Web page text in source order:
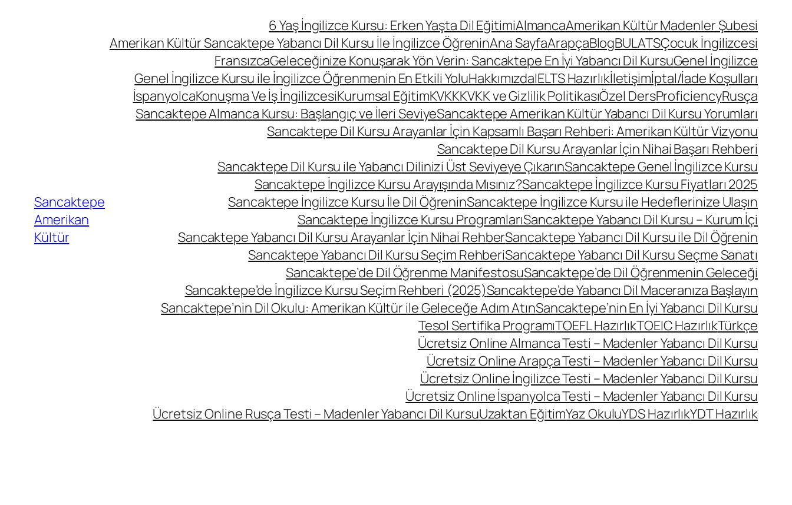
Sancaktepe
Amerikan
Kültür
6 Yaş İngilizce Kursu: Erken Yaşta Dil EğitimiAlmancaAmerikan Kültür Madenler Şubesi
Amerikan Kültür Sancaktepe Yabancı Dil Kursu İle İngilizce ÖğreninAna SayfaArapçaBlogBULATSÇocuk İngilizcesi
FransızcaGeleceğinize Konuşarak Yön Verin: Sancaktepe En İyi Yabancı Dil KursuGenel İngilizce
Genel İngilizce Kursu ile İngilizce Öğrenmenin En Etkili YoluHakkımızdaIELTS Hazırlıkİletişimİptal/İade Koşulları
İspanyolcaKonuşma Ve İş İngilizcesiKurumsal EğitimKVKKKVKK ve Gizlilik PolitikasıÖzel DersProficiencyRusça
Sancaktepe Almanca Kursu: Başlangıç ve İleri SeviyeSancaktepe Amerikan Kültür Yabancı Dil Kursu Yorumları
Sancaktepe Dil Kursu Arayanlar İçin Kapsamlı Başarı Rehberi: Amerikan Kültür Vizyonu
Sancaktepe Dil Kursu Arayanlar İçin Nihai Başarı Rehberi
Sancaktepe Dil Kursu ile Yabancı Dilinizi Üst Seviyeye ÇıkarınSancaktepe Genel İngilizce Kursu
Sancaktepe İngilizce Kursu Arayışında Mısınız?Sancaktepe İngilizce Kursu Fiyatları 2025
Sancaktepe İngilizce Kursu İle Dil ÖğreninSancaktepe İngilizce Kursu ile Hedeflerinize Ulaşın
Sancaktepe İngilizce Kursu ProgramlarıSancaktepe Yabancı Dil Kursu – Kurum İçi
Sancaktepe Yabancı Dil Kursu Arayanlar İçin Nihai RehberSancaktepe Yabancı Dil Kursu ile Dil Öğrenin
Sancaktepe Yabancı Dil Kursu Seçim RehberiSancaktepe Yabancı Dil Kursu Seçme Sanatı
Sancaktepe’de Dil Öğrenme ManifestosuSancaktepe’de Dil Öğrenmenin Geleceği
Sancaktepe’de İngilizce Kursu Seçim Rehberi (2025)Sancaktepe’de Yabancı Dil Maceranıza Başlayın
Sancaktepe’nin Dil Okulu: Amerikan Kültür ile Geleceğe Adım AtınSancaktepe’nin En İyi Yabancı Dil Kursu
Tesol Sertifika ProgramıTOEFL HazırlıkTOEIC HazırlıkTürkçe
Ücretsiz Online Almanca Testi – Madenler Yabancı Dil Kursu
Ücretsiz Online Arapça Testi – Madenler Yabancı Dil Kursu
Ücretsiz Online İngilizce Testi – Madenler Yabancı Dil Kursu
Ücretsiz Online İspanyolca Testi – Madenler Yabancı Dil Kursu
Ücretsiz Online Rusça Testi – Madenler Yabancı Dil KursuUzaktan EğitimYaz OkuluYDS HazırlıkYDT Hazırlık